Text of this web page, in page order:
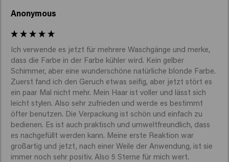
Anonymous
Ich verwende es jetzt für mehrere Waschgänge und merke,
dass die Farbe in der Farbe kühler wird. Kein gelber
Schimmer, aber eine wunderschöne natürliche blonde Farbe.
Zuerst fand ich den Geruch etwas seifig, aber jetzt stört es
ein paar Mal nicht mehr. Mein Haar ist voller und lässt sich
leicht stylen. Also sehr zufrieden und werde es bestimmt
öfter benutzen. Die Verpackung ist schön und einfach zu
bedienen. Es ist auch praktisch und umweltfreundlich, dass
es nachgefüllt werden kann. Meine erste Reaktion war
großartig und jetzt, nach einer Weile der Anwendung, ist sie
immer noch sehr positiv. Also 5 Sterne für mich wert.